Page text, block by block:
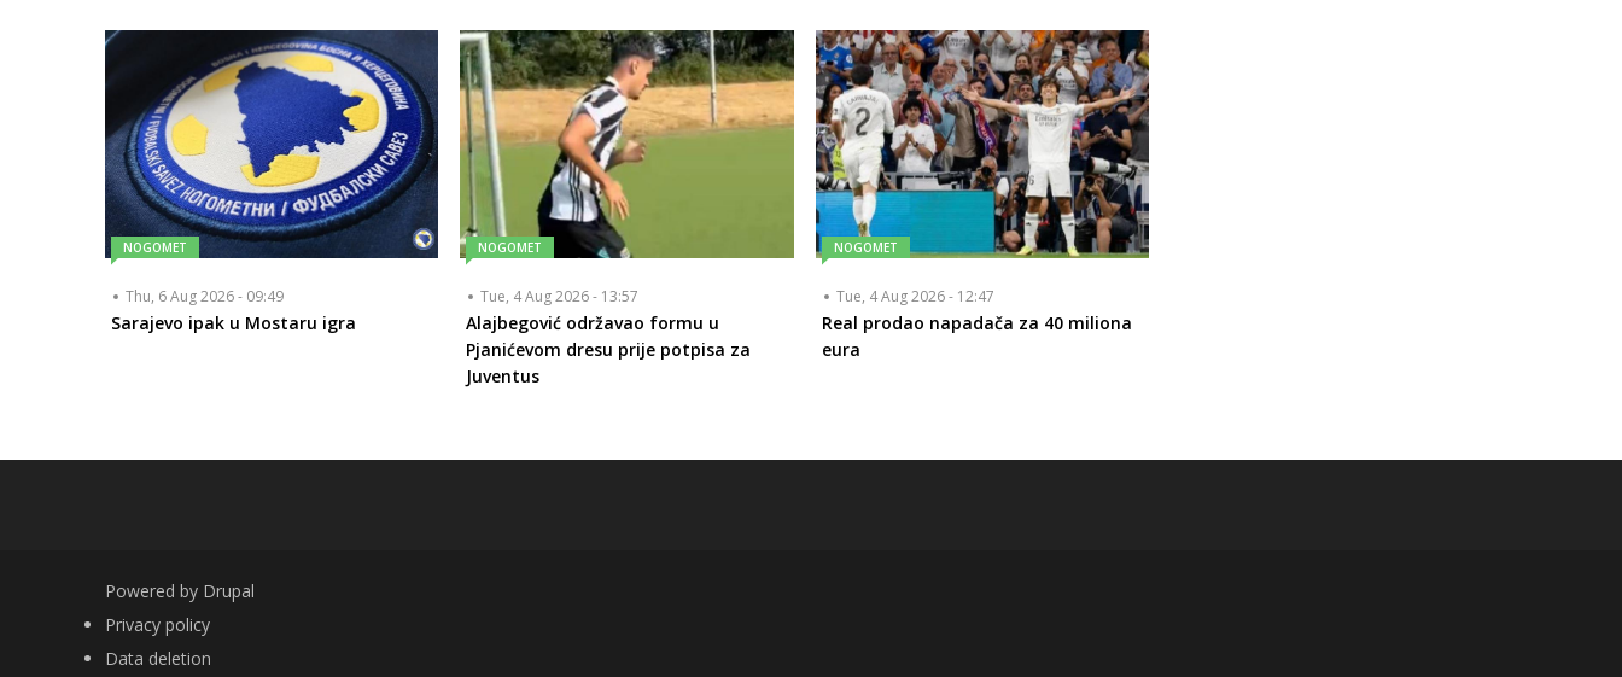
NOGOMET
Thu, 6 Aug 2026 - 09:49
Sarajevo ipak u Mostaru igra
NOGOMET
Tue, 4 Aug 2026 - 13:57
Alajbegović održavao formu u
Pjanićevom dresu prije potpisa za
Juventus
NOGOMET
Tue, 4 Aug 2026 - 12:47
Real prodao napadača za 40 miliona
eura
Powered by Drupal
FOOTER
Privacy policy
Data deletion